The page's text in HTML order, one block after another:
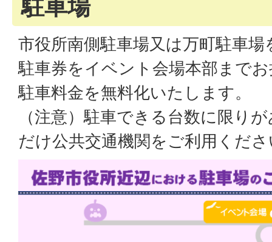
駐車場
市役所南側駐車場又は万町駐車
駐車券をイベント会場本部まで
駐車料金を無料化いたします。
（注意）駐車できる台数に限り
だけ公共交通機関をご利用くだ